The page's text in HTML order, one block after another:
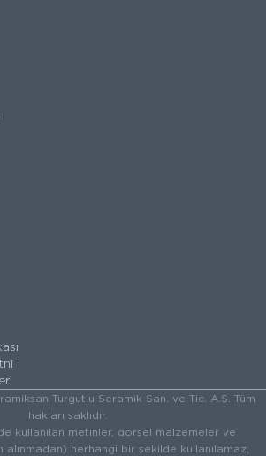
Turgutlu Seramik San. ve Tic. A.Ş. Tüm
hakları saklıdır.
kullanılan metinler, görsel malzemeler ve
alınmadan) herhangi bir şekilde kullanılamaz,